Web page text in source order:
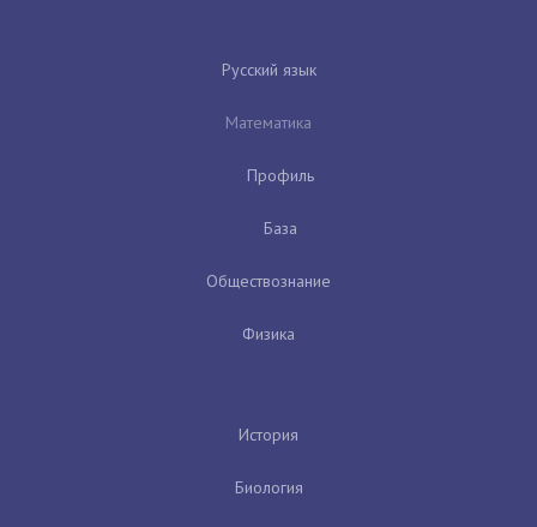
Русский язык
Математика
Профиль
База
Обществознание
Физика
История
Биология